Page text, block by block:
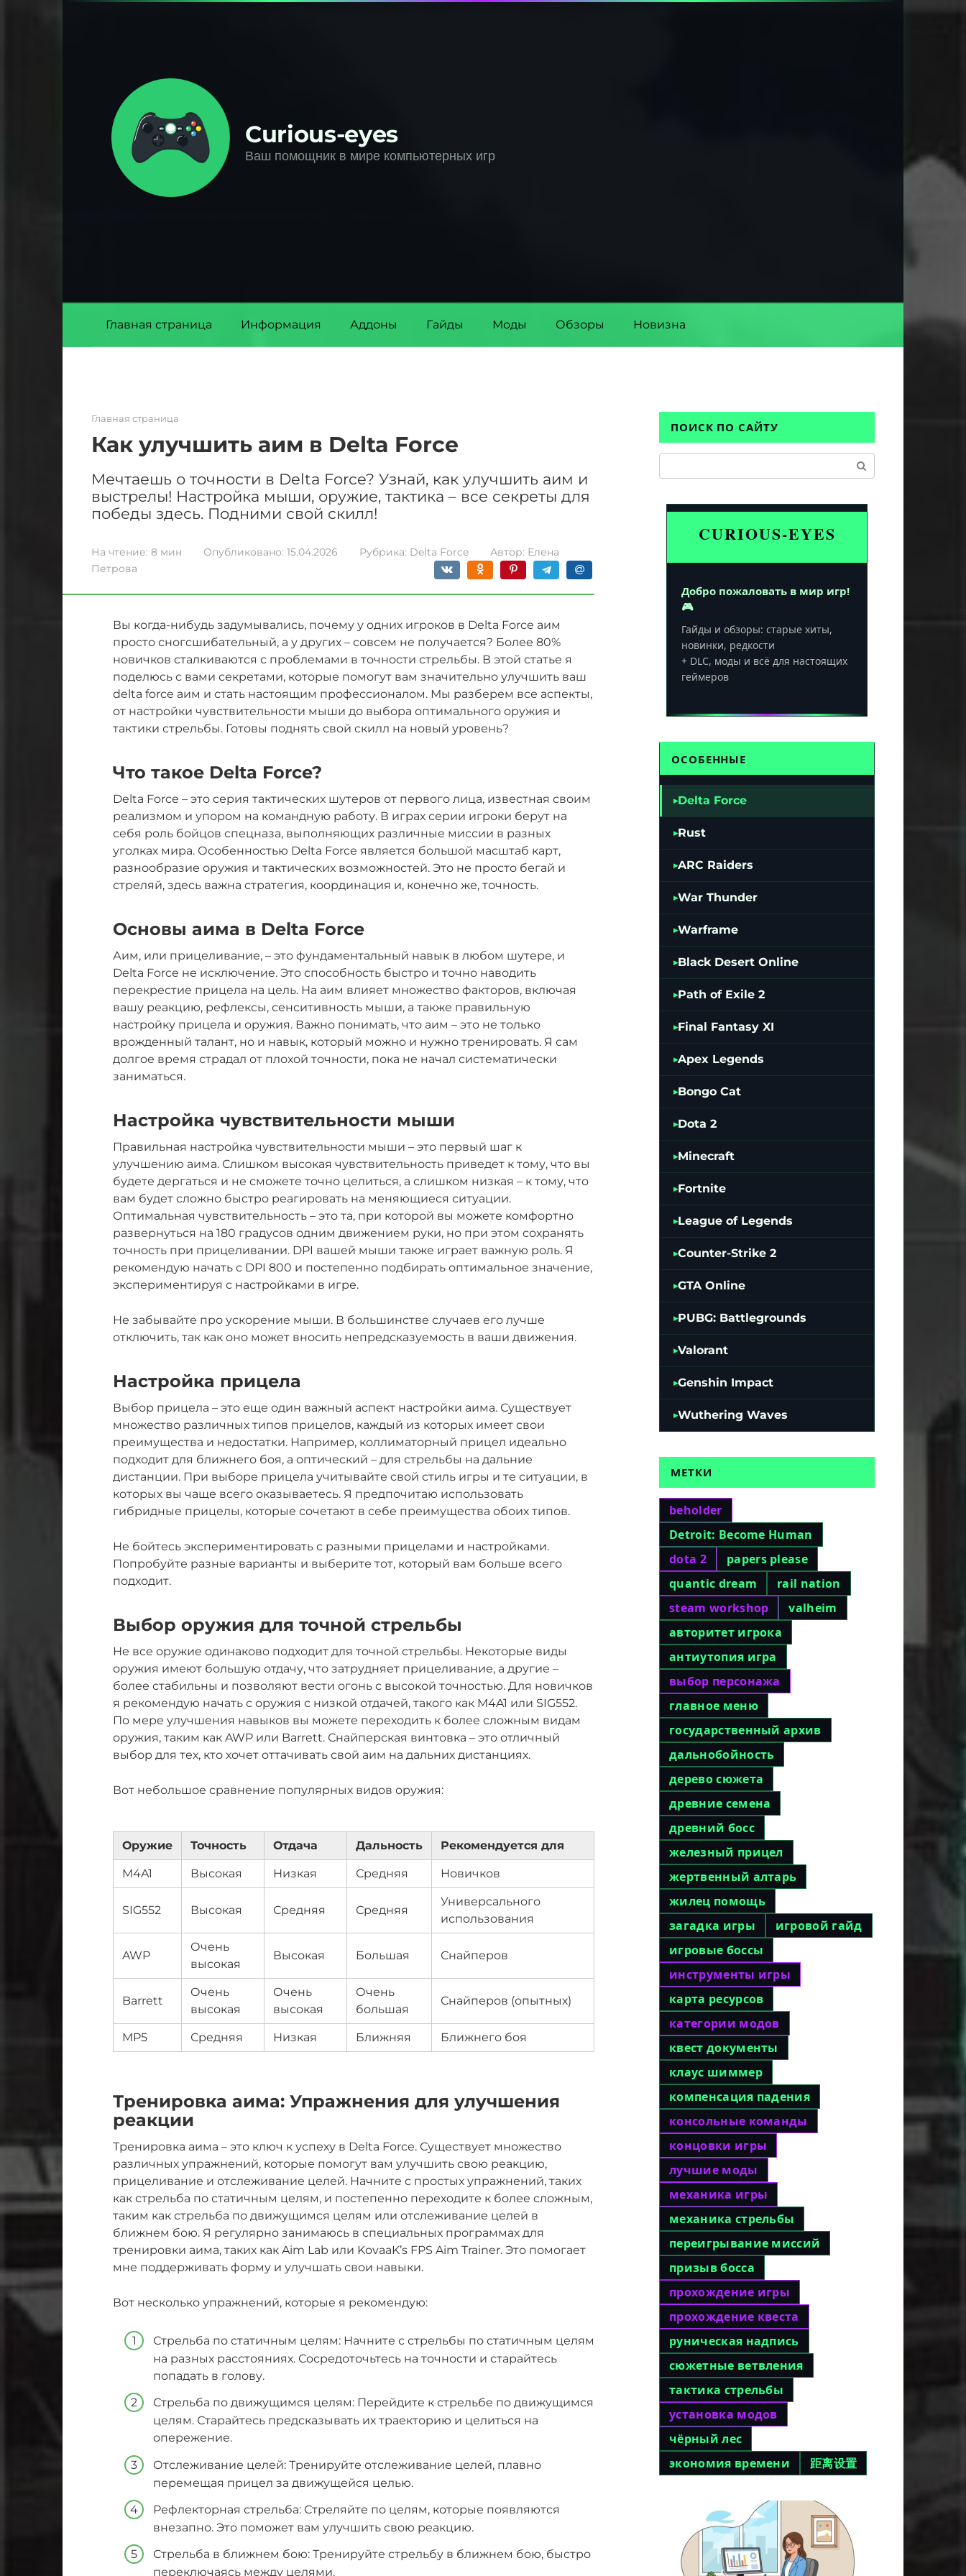
Curious-eyes
Ваш помощник в мире компьютерных игр
Главная страница Информация Аддоны Гайды Моды Обзоры Новизна
Главная страница
Как улучшить аим в Delta Force
Мечтаешь о точности в Delta Force? Узнай, как улучшить аим и
выстрелы! Настройка мыши, оружие, тактика – все секреты для
победы здесь. Подними свой скилл!
На чтение: 8 мин Опубликовано: 15.04.2026 Рубрика: Delta Force Автор: Елена
Петрова
Вы когда-нибудь задумывались, почему у одних игроков в Delta Force аим
просто сногсшибательный, а у других – совсем не получается? Более 80%
новичков сталкиваются с проблемами в точности стрельбы. В этой статье я
поделюсь с вами секретами, которые помогут вам значительно улучшить ваш
delta force аим и стать настоящим профессионалом. Мы разберем все аспекты,
от настройки чувствительности мыши до выбора оптимального оружия и
тактики стрельбы. Готовы поднять свой скилл на новый уровень?
Что такое Delta Force?
Delta Force – это серия тактических шутеров от первого лица, известная своим
реализмом и упором на командную работу. В играх серии игроки берут на
себя роль бойцов спецназа, выполняющих различные миссии в разных
уголках мира. Особенностью Delta Force является большой масштаб карт,
разнообразие оружия и тактических возможностей. Это не просто бегай и
стреляй, здесь важна стратегия, координация и, конечно же, точность.
Основы аима в Delta Force
Аим, или прицеливание, – это фундаментальный навык в любом шутере, и
Delta Force не исключение. Это способность быстро и точно наводить
перекрестие прицела на цель. На аим влияет множество факторов, включая
вашу реакцию, рефлексы, сенситивность мыши, а также правильную
настройку прицела и оружия. Важно понимать, что аим – это не только
врожденный талант, но и навык, который можно и нужно тренировать. Я сам
долгое время страдал от плохой точности, пока не начал систематически
заниматься.
Настройка чувствительности мыши
Правильная настройка чувствительности мыши – это первый шаг к
улучшению аима. Слишком высокая чувствительность приведет к тому, что вы
будете дергаться и не сможете точно целиться, а слишком низкая – к тому, что
вам будет сложно быстро реагировать на меняющиеся ситуации.
Оптимальная чувствительность – это та, при которой вы можете комфортно
развернуться на 180 градусов одним движением руки, но при этом сохранять
точность при прицеливании. DPI вашей мыши также играет важную роль. Я
рекомендую начать с DPI 800 и постепенно подбирать оптимальное значение,
экспериментируя с настройками в игре.
Не забывайте про ускорение мыши. В большинстве случаев его лучше
отключить, так как оно может вносить непредсказуемость в ваши движения.
Настройка прицела
Выбор прицела – это еще один важный аспект настройки аима. Существует
множество различных типов прицелов, каждый из которых имеет свои
преимущества и недостатки. Например, коллиматорный прицел идеально
подходит для ближнего боя, а оптический – для стрельбы на дальние
дистанции. При выборе прицела учитывайте свой стиль игры и те ситуации, в
которых вы чаще всего оказываетесь. Я предпочитаю использовать
гибридные прицелы, которые сочетают в себе преимущества обоих типов.
Не бойтесь экспериментировать с разными прицелами и настройками.
Попробуйте разные варианты и выберите тот, который вам больше всего
подходит.
Выбор оружия для точной стрельбы
Не все оружие одинаково подходит для точной стрельбы. Некоторые виды
оружия имеют большую отдачу, что затрудняет прицеливание, а другие –
более стабильны и позволяют вести огонь с высокой точностью. Для новичков
я рекомендую начать с оружия с низкой отдачей, такого как M4A1 или SIG552.
По мере улучшения навыков вы можете переходить к более сложным видам
оружия, таким как AWP или Barrett. Снайперская винтовка – это отличный
выбор для тех, кто хочет оттачивать свой аим на дальних дистанциях.
Вот небольшое сравнение популярных видов оружия:
Оружие Точность Отдача Дальность Рекомендуется для
M4A1 Высокая Низкая Средняя Новичков
SIG552 Высокая Средняя Средняя
Универсального
использования
AWP
Очень
высокая
Высокая Большая Снайперов
Barrett
Очень
высокая
Очень
высокая
Очень
большая
Снайперов (опытных)
MP5 Средняя Низкая Ближняя Ближнего боя
Тренировка аима: Упражнения для улучшения
реакции
Тренировка аима – это ключ к успеху в Delta Force. Существует множество
различных упражнений, которые помогут вам улучшить свою реакцию,
прицеливание и отслеживание целей. Начните с простых упражнений, таких
как стрельба по статичным целям, и постепенно переходите к более сложным,
таким как стрельба по движущимся целям или отслеживание целей в
ближнем бою. Я регулярно занимаюсь в специальных программах для
тренировки аима, таких как Aim Lab или KovaaK’s FPS Aim Trainer. Это помогает
мне поддерживать форму и улучшать свои навыки.
Вот несколько упражнений, которые я рекомендую:
Стрельба по статичным целям: Начните с стрельбы по статичным целям
на разных расстояниях. Сосредоточьтесь на точности и старайтесь
попадать в голову.
Стрельба по движущимся целям: Перейдите к стрельбе по движущимся
целям. Старайтесь предсказывать их траекторию и целиться на
опережение.
Отслеживание целей: Тренируйте отслеживание целей, плавно
перемещая прицел за движущейся целью.
Рефлекторная стрельба: Стреляйте по целям, которые появляются
внезапно. Это поможет вам улучшить свою реакцию.
Стрельба в ближнем бою: Тренируйте стрельбу в ближнем бою, быстро
переключаясь между целями.
ПОИСК ПО САЙТУ
CURIOUS-EYES
Добро пожаловать в мир игр!
🎮
Гайды и обзоры: старые хиты,
новинки, редкости
+ DLC, моды и всё для настоящих
геймеров
ОСОБЕННЫЕ
Delta Force
Rust
ARC Raiders
War Thunder
Warframe
Black Desert Online
Path of Exile 2
Final Fantasy XI
Apex Legends
Bongo Cat
Dota 2
Minecraft
Fortnite
League of Legends
Counter-Strike 2
GTA Online
PUBG: Battlegrounds
Valorant
Genshin Impact
Wuthering Waves
МЕТКИ
beholder
Detroit: Become Human
dota 2
papers please
quantic dream
rail nation
steam workshop
valheim
авторитет игрока
антиутопия игра
выбор персонажа
главное меню
государственный архив
дальнобойность
дерево сюжета
древние семена
древний босс
железный прицел
жертвенный алтарь
жилец помощь
загадка игры
игровой гайд
игровые боссы
инструменты игры
карта ресурсов
категории модов
квест документы
клаус шиммер
компенсация падения
консольные команды
концовки игры
лучшие моды
механика игры
механика стрельбы
переигрывание миссий
призыв босса
прохождение игры
прохождение квеста
руническая надпись
сюжетные ветвления
тактика стрельбы
установка модов
чёрный лес
экономия времени
距离设置